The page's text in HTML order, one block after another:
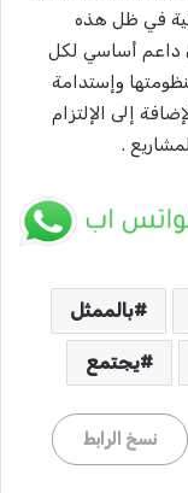
في ظل هذه
داعم أساسي لكل
وإستدامة
إلى الإلتزام
.
بالممثل
يجتمع
نسخ الرابط